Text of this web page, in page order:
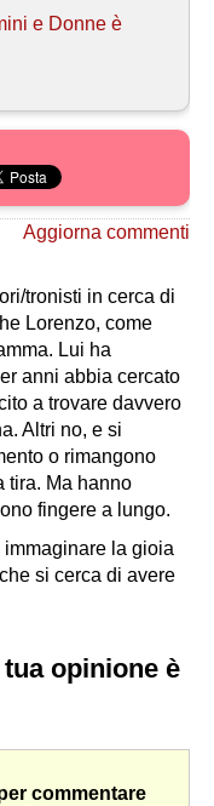
e Donne è
Aggiorna commenti
tronisti in cerca di
Lorenzo, come
Lui ha
anni abbia cercato
a trovare davvero
Altri no, e si
o rimangono
tira. Ma hanno
fingere a lungo.
la gioia
si cerca di avere
opinione è
commentare